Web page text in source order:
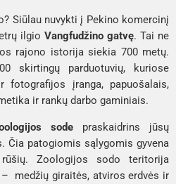
Siūlau nuvykti į Pekino komercinį
ilgio Vangfudžino gatvę. Tai ne
rajono istorija siekia 700 metų.
skirtingų parduotuvių, kuriose
fotografijos įranga, papuošalais,
ir rankų darbo gaminiais.
sode praskaidrins jūsų
Čia patogiomis sąlygomis gyvena
Zoologijos sodo teritorija
medžių giraitės, atviros erdvės ir